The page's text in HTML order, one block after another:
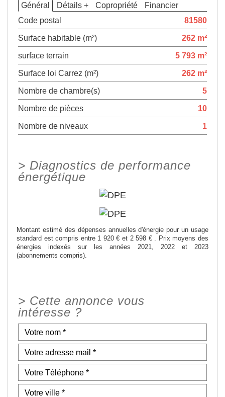
Général Détails + Copropriété
Financier
Code postal
81580
Surface habitable (m²)
262 m²
surface terrain
5 793 m²
Surface loi Carrez (m²)
262 m²
Nombre de chambre(s)
5
Nombre de pièces
10
Nombre de niveaux
1
> Diagnostics de performance
énergétique
Montant estimé des dépenses annuelles d'énergie pour un usage
standard est compris entre 1 920 € et 2 598 € . Prix moyens des
énergies indexés sur les années 2021, 2022 et 2023
(abonnements compris).
> Cette annonce vous
intéresse ?